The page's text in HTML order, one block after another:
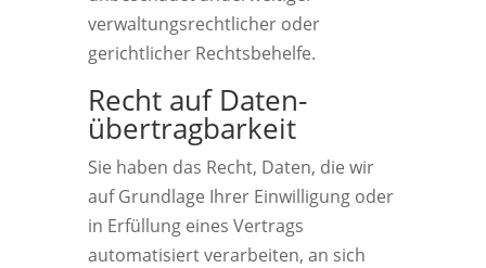
verwaltungsrechtlicher oder
gerichtlicher Rechtsbehelfe.
Recht auf Daten­
übertrag­barkeit
Sie haben das Recht, Daten, die wir
auf Grundlage Ihrer Einwilligung oder
in Erfüllung eines Vertrags
automatisiert verarbeiten, an sich